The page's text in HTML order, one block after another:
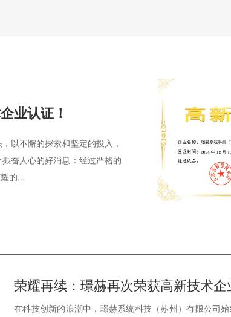
业认证！
以不懈的探索和坚定的投入，
奋人心的好消息：经过严格的
的...
荣耀再续：璟赫再次荣获高新技术企
在科技创新的浪潮中，璟赫系统科技（苏州）有限公司